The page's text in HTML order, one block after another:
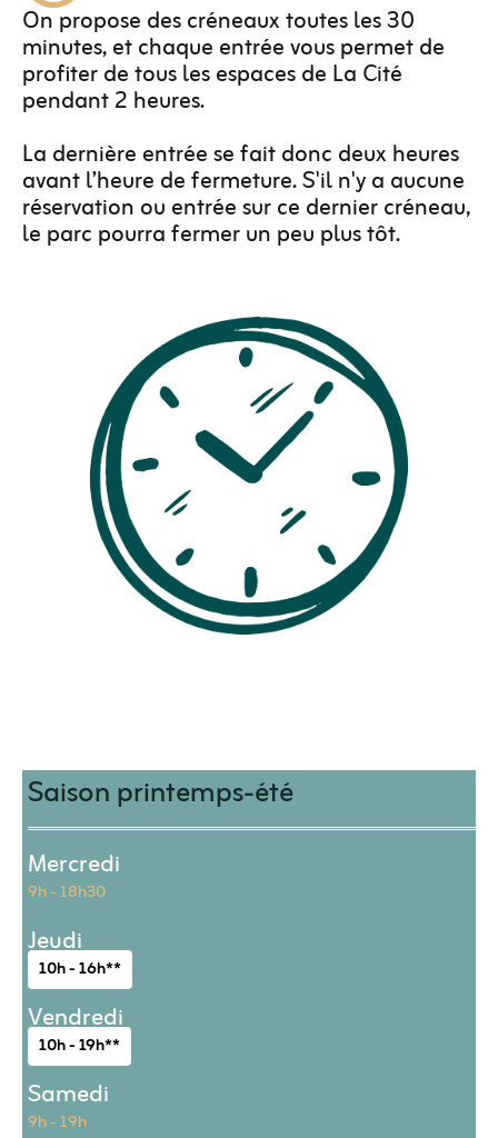
On propose des créneaux toutes les 30
minutes, et chaque entrée vous permet de
profiter de tous les espaces de La Cité
pendant 2 heures.
La dernière entrée se fait donc deux heures
avant l’heure de fermeture. S'il n'y a aucune
réservation ou entrée sur ce dernier créneau,
le parc pourra fermer un peu plus tôt.
Saison printemps-été
Mercredi
9h - 18h30
Jeudi
10h - 16h**
Vendredi
10h - 19h**
Samedi
9h - 19h